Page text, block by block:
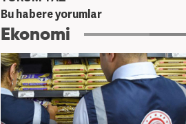
Bu habere yorumlar
Ekonomi